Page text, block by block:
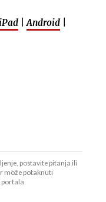
Android
postavite pitanja ili
može potaknuti
portala.